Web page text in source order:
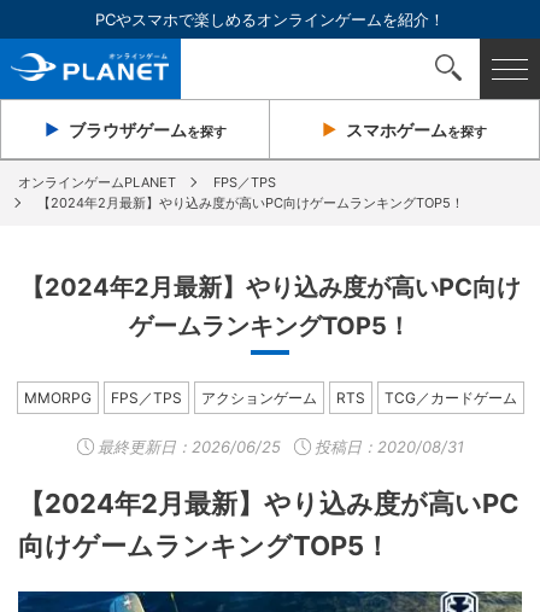
PCやスマホで楽しめるオンラインゲームを紹介！
ブラウザゲームを探す スマホゲームを探す
オンラインゲームPLANET
FPS／TPS
【2024年2月最新】やり込み度が高いPC向けゲームランキングTOP5！
【2024年2月最新】やり込み度が高いPC向け
ゲームランキングTOP5！
MMORPG FPS／TPS アクションゲーム RTS TCG／カードゲーム
最終更新日： 2026/06/25 投稿日：2020/08/31
【2024年2月最新】やり込み度が高いPC
向けゲームランキングTOP5！